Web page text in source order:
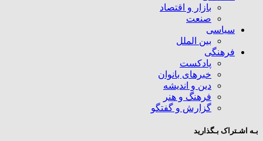
بازار و اقتصاد
صنعت
سیاسی
بین الملل
فرهنگی
پادکست
خبرهای بانوان
دین و اندیشه
فرهنگ و هنر
گزارش و گفتگو
بـه اشـتراک بـگذارید